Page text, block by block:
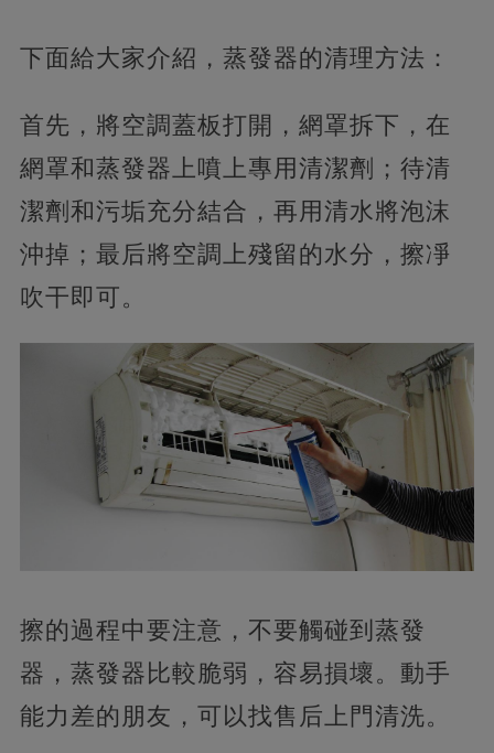
下面給大家介紹，蒸發器的清理方法：
首先，將空調蓋板打開，網罩拆下，在
網罩和蒸發器上噴上專用清潔劑；待清
潔劑和污垢充分結合，再用清水將泡沫
沖掉；最后將空調上殘留的水分，擦凈
吹干即可。
擦的過程中要注意，不要觸碰到蒸發
器，蒸發器比較脆弱，容易損壞。動手
能力差的朋友，可以找售后上門清洗。